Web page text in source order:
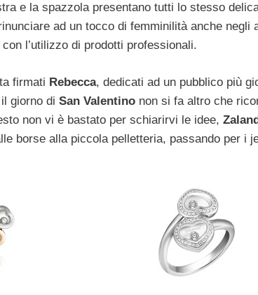
e la spazzola presentano tutti lo stesso
ad un tocco di femminilità anche
l’utilizzo di prodotti professionali.
firmati Rebecca, dedicati ad un pubblico più
giorno di San Valentino non si fa altro che
non vi è bastato per schiarirvi le idee,
borse alla piccola pelletteria, passando per i